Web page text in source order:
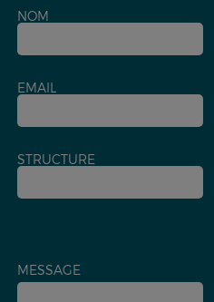
NOM
EMAIL
STRUCTURE
MESSAGE